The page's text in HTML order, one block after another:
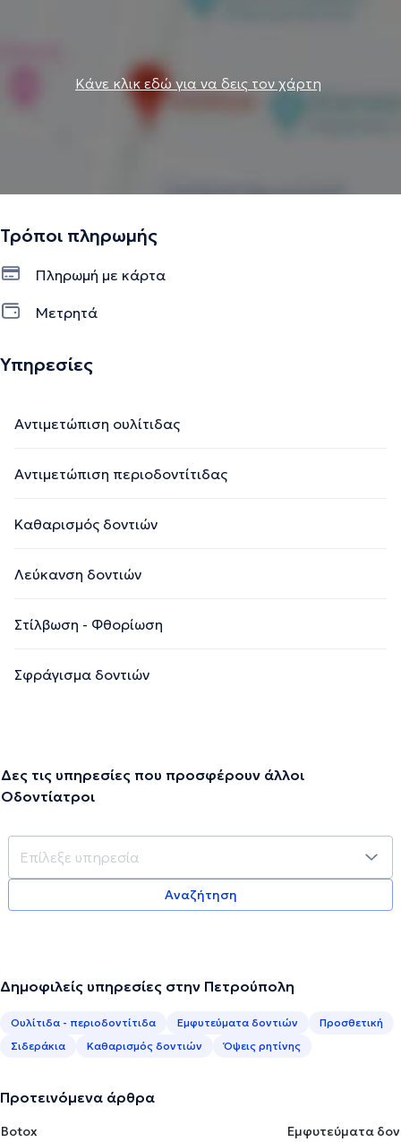
Κάνε κλικ εδώ για να δεις τον χάρτη
Τρόποι πληρωμής
Πληρωμή με κάρτα
Μετρητά
Υπηρεσίες
Αντιμετώπιση ουλίτιδας
Αντιμετώπιση περιοδοντίτιδας
Καθαρισμός δοντιών
Λεύκανση δοντιών
Στίλβωση - Φθορίωση
Σφράγισμα δοντιών
Δες τις υπηρεσίες που προσφέρουν άλλοι
Οδοντίατροι
Αναζήτηση
Δημοφιλείς υπηρεσίες στην Πετρούπολη
Ουλίτιδα - περιοδοντίτιδα Εμφυτεύματα δοντιών
Προσθετική
Σιδεράκια
Καθαρισμός δοντιών Όψεις ρητίνης
Προτεινόμενα άρθρα
Botox
Εμφυτεύματα